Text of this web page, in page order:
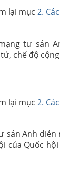
lại mục 2.
tư sản
chế độ
lại mục 2.
sản Anh
của Quốc